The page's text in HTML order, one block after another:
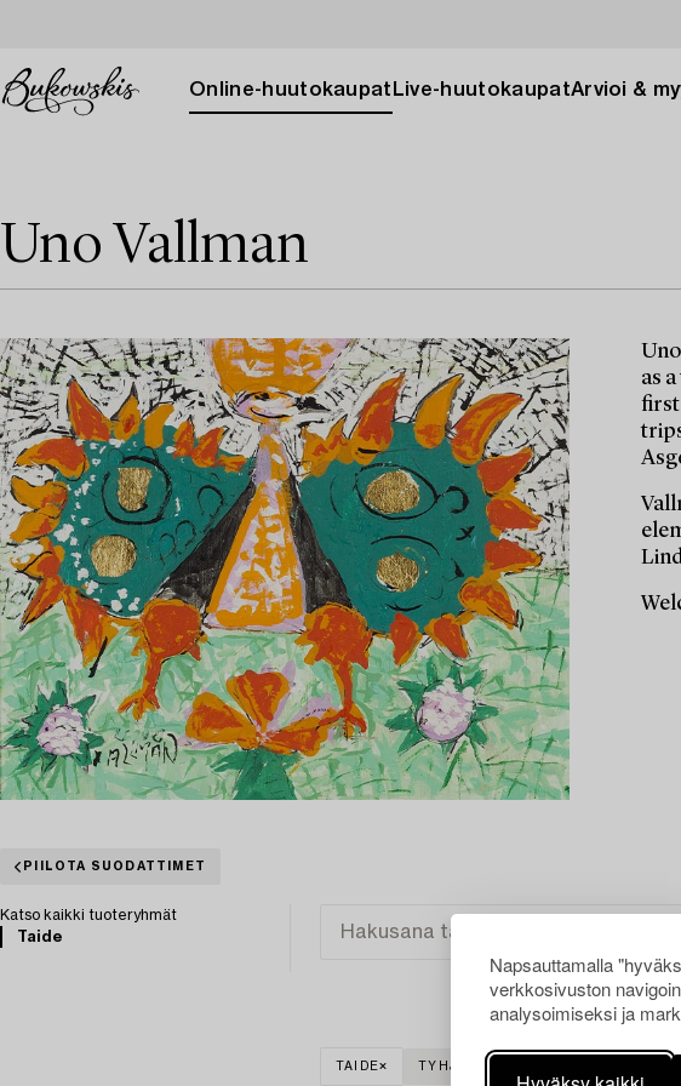
Napsauttamalla
verkkosivuston
analysoimiseksi ja
Online-huutokaupat Live-huutokaupatArvioi &
Uno Vallman
as
first
PIILOTA SUODATTIMET
Katso kaikki tuoteryhmät
Taide
TAIDE TYHJENNÄ KAIKKI